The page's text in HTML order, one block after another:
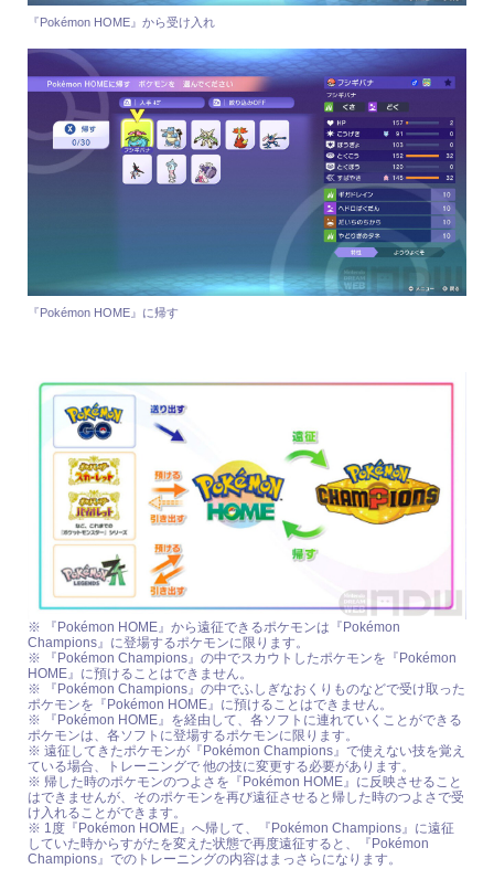
『Pokémon HOME』から受け入れ
『Pokémon HOME』に帰す
※ 『Pokémon HOME』から遠征できるポケモンは『Pokémon
Champions』に登場するポケモンに限ります。
※ 『Pokémon Champions』の中でスカウトしたポケモンを『Pokémon
HOME』に預けることはできません。
※ 『Pokémon Champions』の中でふしぎなおくりものなどで受け取った
ポケモンを『Pokémon HOME』に預けることはできません。
※ 『Pokémon HOME』を経由して、各ソフトに連れていくことができる
ポケモンは、各ソフトに登場するポケモンに限ります。
※ 遠征してきたポケモンが『Pokémon Champions』で使えない技を覚え
ている場合、トレーニングで 他の技に変更する必要があります。
※ 帰した時のポケモンのつよさを『Pokémon HOME』に反映させること
はできませんが、そのポケモンを再び遠征させると帰した時のつよさで受
け入れることができます。
※ 1度『Pokémon HOME』へ帰して、『Pokémon Champions』に遠征
していた時からすがたを変えた状態で再度遠征すると、『Pokémon
Champions』でのトレーニングの内容はまっさらになります。